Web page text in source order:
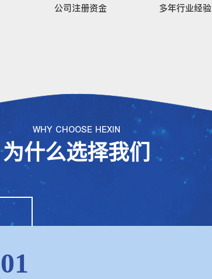
公司注册资金 多年行业经验
WHY CHOOSE HEXIN
为什么选择我们
01